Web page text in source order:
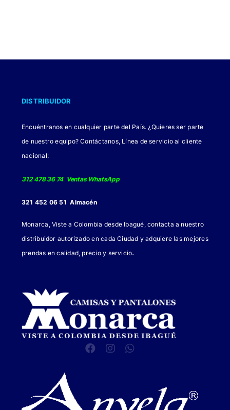
la
página
DISTRIBUIDOR
Encuéntranos en cualquier parte del País. ¿Quieres ser parte
de nuestro equipo? Contáctanos, Línea de servicio al cliente
nacional:
312 478 36 74 Ventas WhatsApp
321 452 06 51 Almacén
Monarca, Viste a Colombia desde Ibagué, contacta a nuestro
distribuidor autorizado en cada Ciudad y adquiere las mejores
prendas en calidad, precio y servicio.